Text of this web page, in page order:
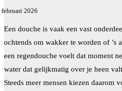
februari 2026
Een douche is vaak een vast
ochtends om wakker te worden of ’s
een regendouche voelt dat moment
water dat gelijkmatig over je heen
Steeds meer mensen kiezen daarom